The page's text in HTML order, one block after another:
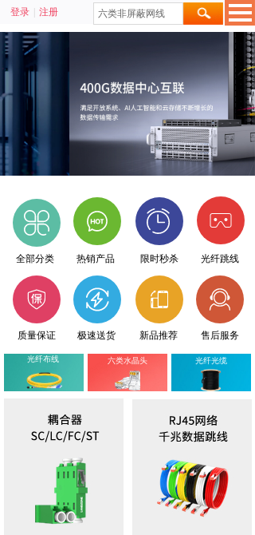
登录 注册
热销产品 光纤跳线
全部分类 限时秒杀
新品推荐 售后服务
极速送货
质量保证
光纤布线 光纤光缆
六类水晶头